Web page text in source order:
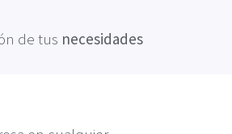
de tus necesidades